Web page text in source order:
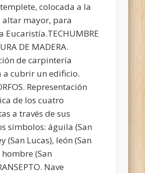
colocada a la
mayor, para
Eucaristía.TECHUMBRE
DE MADERA.
de carpintería
a cubrir un edificio.
Representación
de los cuatro
a través de sus
símbolos: águila (San
(San Lucas), león (San
(San
Nave